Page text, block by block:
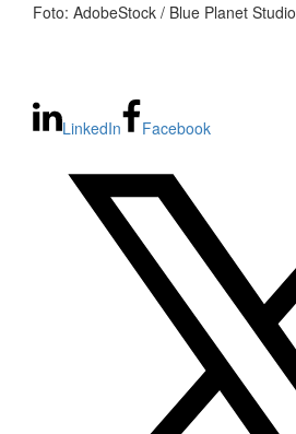
Foto: AdobeStock / Blue Planet Studio
LinkedIn Facebook